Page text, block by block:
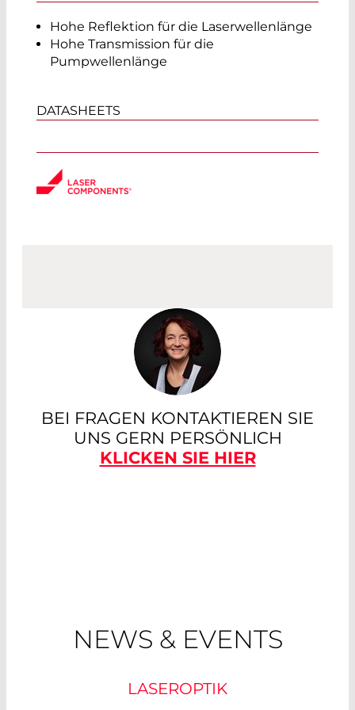
Hohe Reflektion für die Laserwellenlänge
Hohe Transmission für die
Pumpwellenlänge
DATASHEETS
BEI FRAGEN KONTAKTIEREN SIE
UNS GERN PERSÖNLICH
KLICKEN SIE HIER
NEWS & EVENTS
LASEROPTIK